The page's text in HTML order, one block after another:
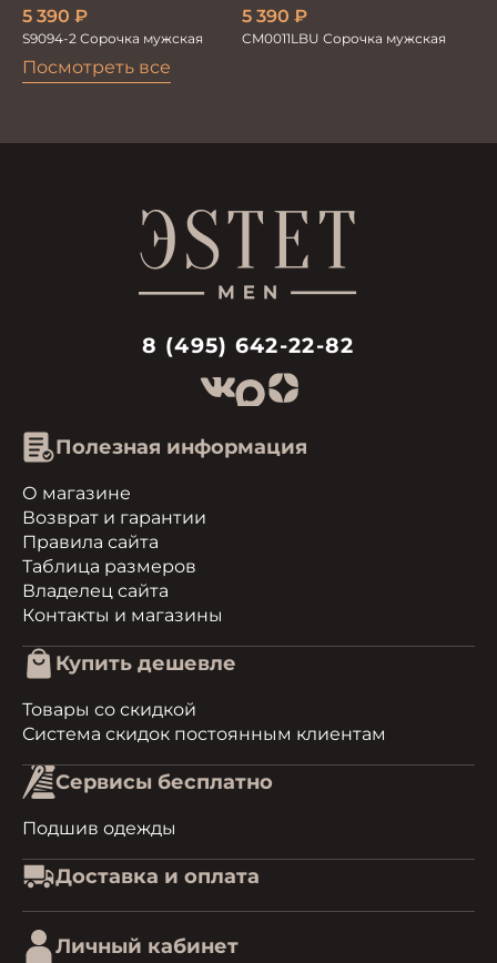
Посмотреть все
5 390 ₽
S9094-2 Сорочка мужская
5 390 ₽
CM0011LBU Сорочка мужская
8 (495) 642-22-82
Полезная информация
О магазине
Возврат и гарантии
Правила сайта
Таблица размеров
Владелец сайта
Контакты и магазины
Купить дешевле
Товары со скидкой
Система скидок постоянным клиентам
Сервисы бесплатно
Подшив одежды
Доставка и оплата
Личный кабинет